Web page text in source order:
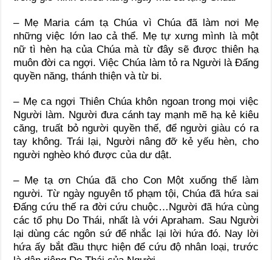
– Mẹ Maria cám tạ Chúa vì Chúa đã làm nơi Mẹ
những việc lớn lao cả thể. Mẹ tự xưng mình là một
nữ tì hèn hạ của Chúa mà từ đây sẽ được thiên hạ
muôn đời ca ngợi. Việc Chúa làm tỏ ra Người là Đấng
quyền năng, thánh thiện và từ bi.
– Mẹ ca ngợi Thiên Chúa khôn ngoan trong mọi việc
Người làm. Người đưa cánh tay mạnh mẽ hạ kẻ kiêu
căng, truất bỏ người quyền thế, để người giàu có ra
tay không. Trái lại, Người nâng đỡ kẻ yếu hèn, cho
người nghèo khó được của dư dật.
– Mẹ tạ ơn Chúa đã cho Con Một xuống thế làm
người. Từ ngày nguyên tổ phạm tội, Chúa đã hứa sai
Đấng cứu thế ra đời cứu chuộc…Người đã hứa cùng
các tổ phụ Do Thái, nhất là với Apraham. Sau Người
lại dùng các ngôn sứ để nhắc lại lời hứa đó. Nay lời
hứa ấy bắt đầu thực hiện để cứu độ nhân loại, trước